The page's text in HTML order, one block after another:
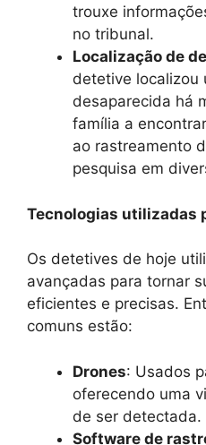
trouxe
no tribunal.
Localização de
detetive localizou
desaparecida há
família a
ao rastreamento
pesquisa em
Tecnologias utilizadas
Os detetives de hoje
avançadas para tornar
eficientes e precisas.
comuns estão:
Drones: Usados
oferecendo uma
de ser detectada.
Software de